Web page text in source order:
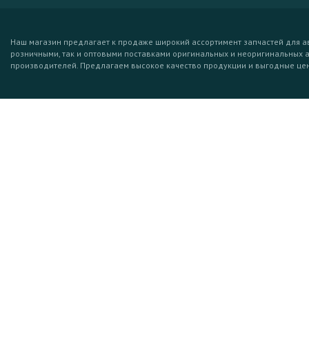
Наш магазин предлагает к продаже широкий ассортимент запчастей для
розничными, так и оптовыми поставками оригинальных и неоригинальных
производителей. Предлагаем высокое качество продукции и выгодные